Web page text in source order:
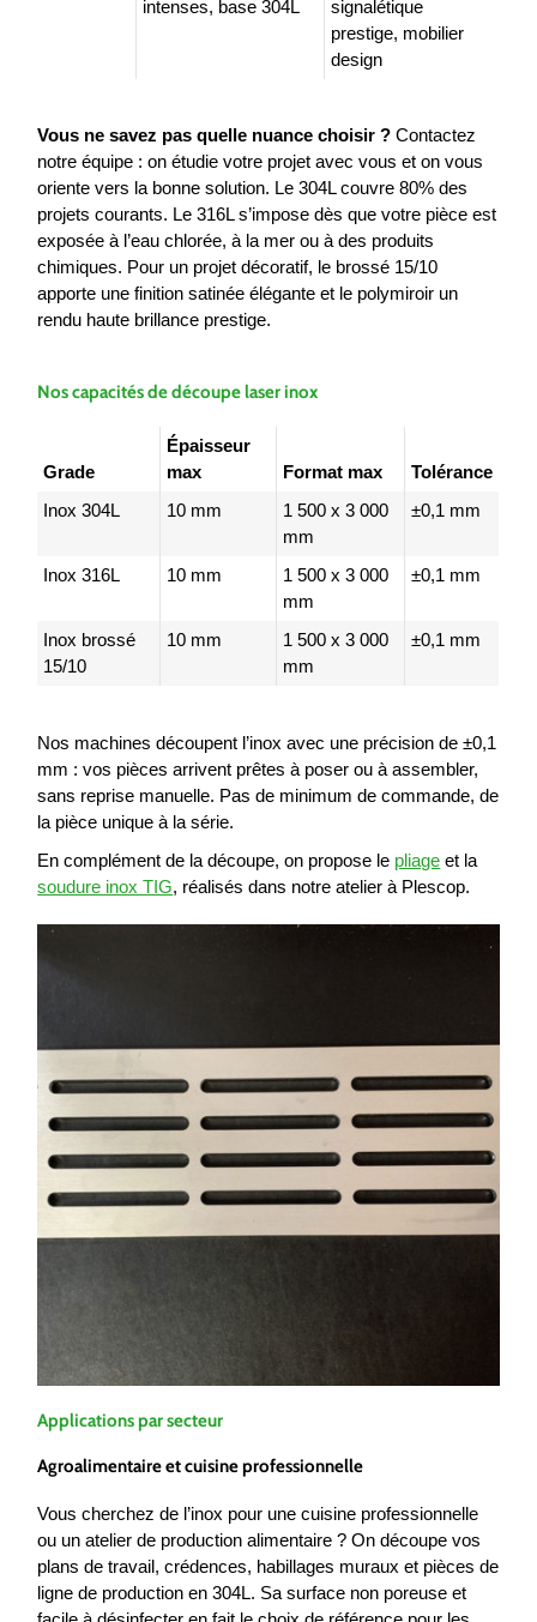
intenses, base 304L
signalétique
prestige, mobilier
design
Vous ne savez pas quelle nuance choisir ? Contactez
notre équipe : on étudie votre projet avec vous et on vous
oriente vers la bonne solution. Le 304L couvre 80% des
projets courants. Le 316L s’impose dès que votre pièce est
exposée à l’eau chlorée, à la mer ou à des produits
chimiques. Pour un projet décoratif, le brossé 15/10
apporte une finition satinée élégante et le polymiroir un
rendu haute brillance prestige.
Nos capacités de découpe laser inox
Grade
Épaisseur
max
Format max
Tolérance
Inox 304L
10 mm
1 500 x 3 000
mm
±0,1 mm
Inox 316L 10 mm
1 500 x 3 000
mm
±0,1 mm
Inox brossé
15/10
10 mm
1 500 x 3 000
mm
±0,1 mm
Nos machines découpent l’inox avec une précision de ±0,1
mm : vos pièces arrivent prêtes à poser ou à assembler,
sans reprise manuelle. Pas de minimum de commande, de
la pièce unique à la série.
En complément de la découpe, on propose le pliage et la
soudure inox TIG, réalisés dans notre atelier à Plescop.
Applications par secteur
Agroalimentaire et cuisine professionnelle
Vous cherchez de l’inox pour une cuisine professionnelle
ou un atelier de production alimentaire ? On découpe vos
plans de travail, crédences, habillages muraux et pièces de
ligne de production en 304L. Sa surface non poreuse et